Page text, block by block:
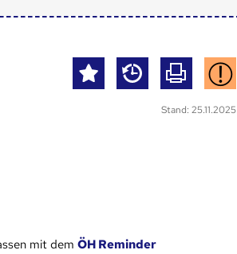
Stand: 25.11.2025
mit dem ÖH Reminder